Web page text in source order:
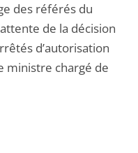
des référés du
de la décision
d’autorisation
ministre chargé de